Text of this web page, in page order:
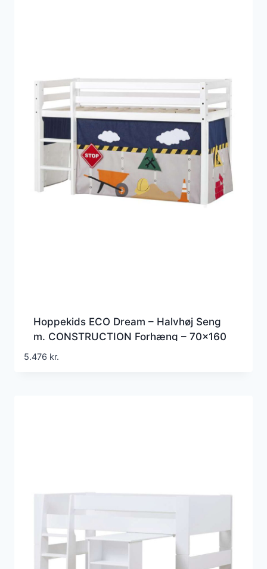
Hoppekids ECO Dream – Halvhøj Seng
m. CONSTRUCTION Forhæng – 70×160
cm. – Ikke Delbar
5.476 kr.